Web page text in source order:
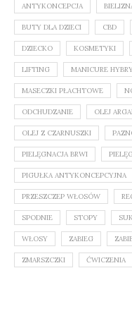
ANTYKONCEPCJA
BUTY DLA DZIECI CBD
DZIECKO KOSMETYKI
LIFTING MANICURE
MASECZKI PŁACHTOWE
ODCHUDZANIE OLEJ
OLEJ Z CZARNUSZKI
PIELĘGNACJA BRWI
PIGUŁKA ANTYKONCEPCYJNA
PRZESZCZEP WŁOSÓW
SPODNIE STOPY
WŁOSY ZABIEG
ZMARSZCZKI ĆWICZENIA